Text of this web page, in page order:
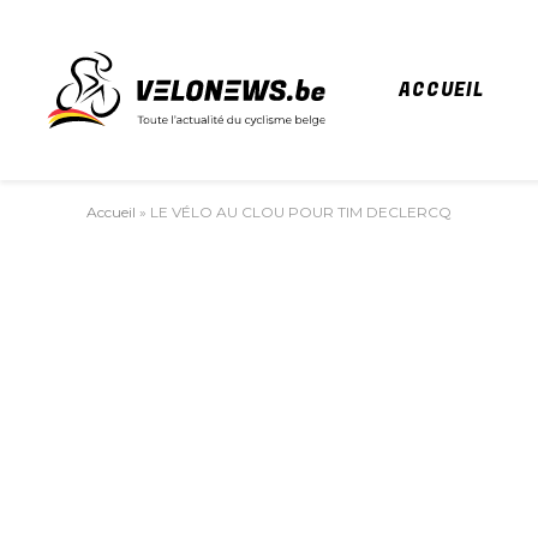
ACCUEIL
Accueil » LE VÉLO AU CLOU POUR TIM DECLERCQ